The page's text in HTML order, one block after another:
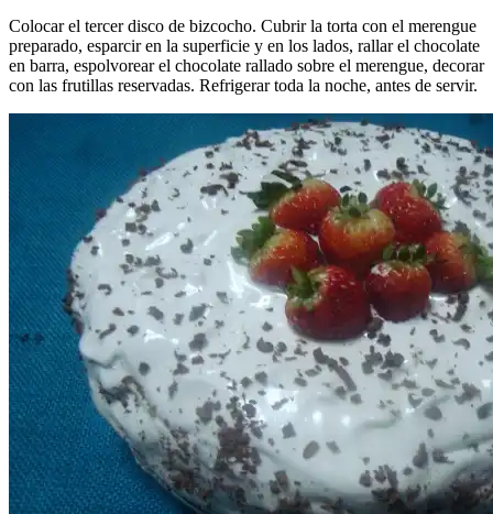
Colocar el tercer disco de bizcocho. Cubrir la torta con el merengue
preparado, esparcir en la superficie y en los lados, rallar el chocolate
en barra, espolvorear el chocolate rallado sobre el merengue, decorar
con las frutillas reservadas. Refrigerar toda la noche, antes de servir.